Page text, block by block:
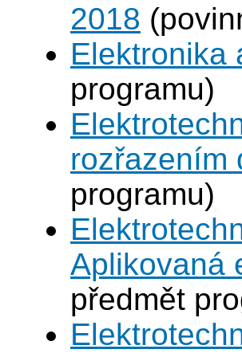
2018
Elektronika
programu)
rozřazením
programu)
Aplikovaná
předmět